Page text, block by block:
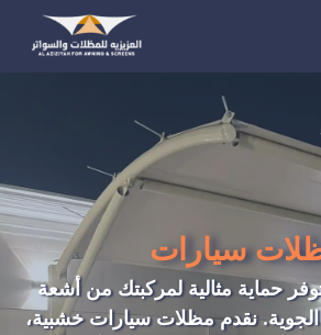
سيارات
حماية مثالية لمركبتك من أشعة
الجوية. نقدم مظلات سيارات خشبية،